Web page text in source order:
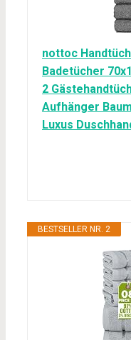
nottoc
Badetücher
2
Aufhänger
Luxus
BESTSELLER NR. 2